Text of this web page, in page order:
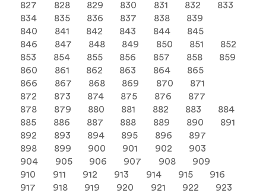
827
828 829 830 831 832
833
834
835 836 837 838
839
840
841 842 843 844
845
846
847 848 849 850 851
852
853
854 855 856 857 858
859
860
861 862 863 864
865
866
867 868 869 870
871
872
873 874 875 876
877
878
879 880 881 882 883
884
885
886 887 888 889 890
891
892
893 894 895 896
897
898
899 900 901 902
903
904
905 906 907 908
909
910
911 912 913 914 915
916
917
918 919 920 921 922
923